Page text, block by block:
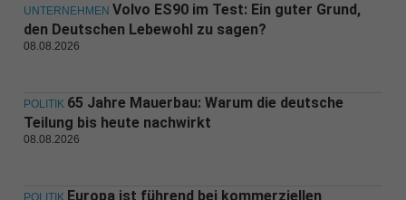
UNTERNEHMEN Volvo ES90 im Test: Ein guter Grund,
den Deutschen Lebewohl zu sagen?
08.08.2026
POLITIK 65 Jahre Mauerbau: Warum die deutsche
Teilung bis heute nachwirkt
08.08.2026
Europa ist führend bei kommerziellen